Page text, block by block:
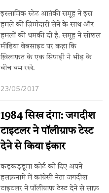
इस्लामिक स्टेट आतंकी समूह ने इस
हमले की ज़िम्मेदारी लेने के साथ और
हमलों की धमकी दी है. समूह ने सोशल
मीडिया वेबसाइट पर कहा कि
ख़िलाफ़त के एक सिपाही ने भीड़ के
बीच बम रखे.
23/05/2017
1984 सिख दंगा: जगदीश
टाइटलर ने पॉलीग्राफ टेस्ट
देने से किया इंकार
कड़कड़डूमा कोर्ट को दिए अपने
हलफ़नामे में कांग्रेसी नेता जगदीश
टाइटलर ने पॉलीग्राफ टेस्ट देने से साफ़